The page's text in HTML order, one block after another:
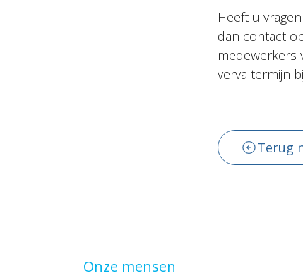
Heeft u
dan contact
medewerkers
vervaltermijn
Terug
Onze mensen